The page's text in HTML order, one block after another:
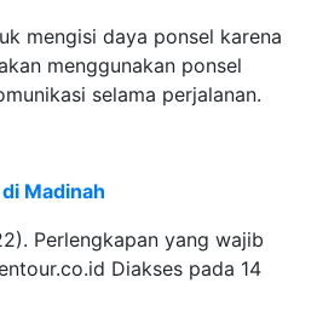
mengisi daya ponsel karena
menggunakan ponsel
selama perjalanan.
Madinah
Perlengkapan yang wajib
Diakses pada 14